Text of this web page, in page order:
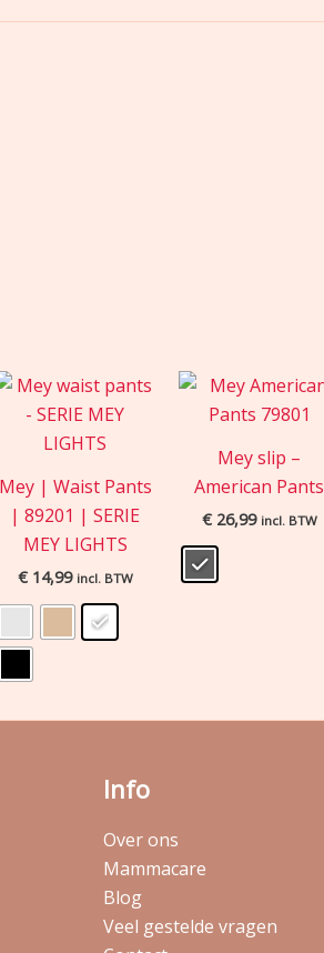
Mey | Waist Pants
| 89201 | SERIE
MEY LIGHTS
€14,99 incl. BTW
Mey slip –
American Pants
€26,99 incl. BTW
Info
Over ons
Mammacare
Blog
Veel gestelde vragen